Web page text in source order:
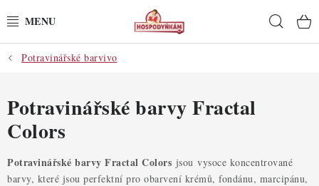
na
POTŘEBY
POMŮCKY
SUROVINY
DEKORACE
Potravinářské barvivo
Potravinářské barvy Fractal
Colors
Potravinářské barvy Fractal Colors jsou vysoce koncentrované
barvy, které jsou perfektní pro obarvení krémů, fondánu, marcipánu,